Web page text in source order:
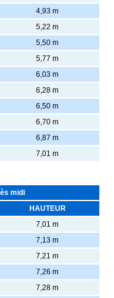
4,93 m
5,22 m
5,50 m
5,77 m
6,03 m
6,28 m
6,50 m
6,70 m
6,87 m
7,01 m
midi
HAUTEUR
7,01 m
7,13 m
7,21 m
7,26 m
7,28 m